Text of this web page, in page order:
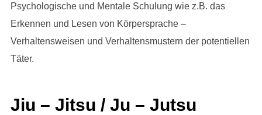
Psychologische und Mentale Schulung wie z.B. das
Erkennen und Lesen von Körpersprache –
Verhaltensweisen und Verhaltensmustern der potentiellen
Täter.
Jiu – Jitsu / Ju – Jutsu